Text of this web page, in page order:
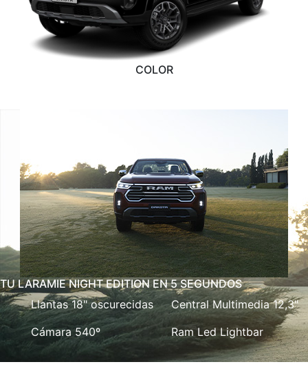
COLOR
TU LARAMIE NIGHT EDITION EN 5 SEGUNDOS
Llantas 18" oscurecidas
Central Multimedia 12,3"
Cámara 540º
Ram Led Lightbar